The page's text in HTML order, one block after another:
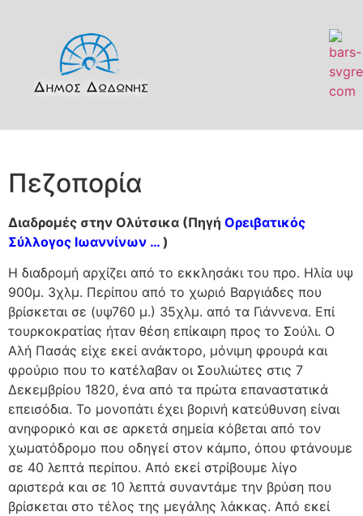
Πεζοπορία
Διαδρομές στην Ολύτσικα (Πηγή Ορειβατικός
Σύλλογος Ιωαννίνων … )
Η διαδρομή αρχίζει από το εκκλησάκι του προ. Ηλία υψ
900μ. 3χλμ. Περίπου από το χωριό Βαργιάδες που
βρίσκεται σε (υψ760 μ.) 35χλμ. από τα Γιάννενα. Επί
τουρκοκρατίας ήταν θέση επίκαιρη προς το Σούλι. Ο
Αλή Πασάς είχε εκεί ανάκτορο, μόνιμη φρουρά και
φρούριο που το κατέλαβαν οι Σουλιώτες στις 7
Δεκεμβρίου 1820, ένα από τα πρώτα επαναστατικά
επεισόδια. Το μονοπάτι έχει βορινή κατεύθυνση είναι
ανηφορικό και σε αρκετά σημεία κόβεται από τον
χωματόδρομο που οδηγεί στον κάμπο, όπου φτάνουμε
σε 40 λεπτά περίπου. Από εκεί στρίβουμε λίγο
αριστερά και σε 10 λεπτά συναντάμε την βρύση που
βρίσκεται στο τέλος της μεγάλης λάκκας. Από εκεί